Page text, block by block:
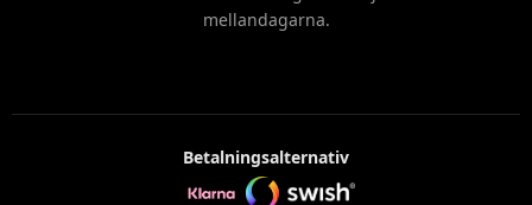
mellandagarna.
Betalningsalternativ